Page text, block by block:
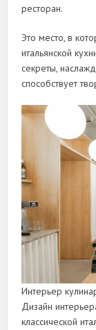
ресторан.
Это место, в
итальянской
секреты,
способствует
Интерьер
Дизайн
классической